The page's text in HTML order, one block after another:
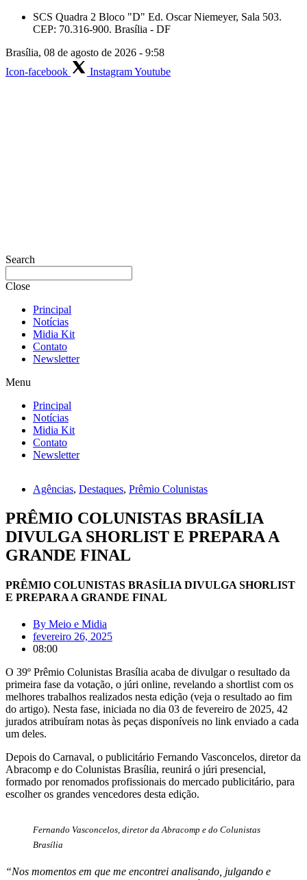
Skip
SCS Quadra 2 Bloco "D" Ed. Oscar Niemeyer, Sala 503.
CEP: 70.316-900. Brasília - DF
Brasília, 08 de agosto de 2026 - 9:58
Icon-facebook
InstagramYoutube
Search
Close
Principal
Notícias
Midia Kit
Contato
Newsletter
Menu
Principal
Notícias
Midia Kit
Contato
Newsletter
Agências, Destaques, Prêmio Colunistas
PRÊMIO COLUNISTAS BRASÍLIA
DIVULGA SHORLIST E PREPARA A
GRANDE FINAL
PRÊMIO COLUNISTAS BRASÍLIA DIVULGA SHORLIST
E PREPARA A GRANDE FINAL
By Meio e Midia
fevereiro 26, 2025
08:00
O 39º Prêmio Colunistas Brasília acaba de divulgar o resultado da
primeira fase da votação, o júri online, revelando a shortlist com os
melhores trabalhos realizados nesta edição (veja o resultado ao fim
do artigo). Nesta fase, iniciada no dia 03 de fevereiro de 2025, 42
jurados atribuíram notas às peças disponíveis no link enviado a cada
um deles.
Depois do Carnaval, o publicitário Fernando Vasconcelos, diretor da
Abracomp e do Colunistas Brasília, reunirá o júri presencial,
formado por renomados profissionais do mercado publicitário, para
escolher os grandes vencedores desta edição.
Fernando Vasconcelos, diretor da Abracomp e do Colunistas
Brasília
“Nos momentos em que me encontrei analisando, julgando e